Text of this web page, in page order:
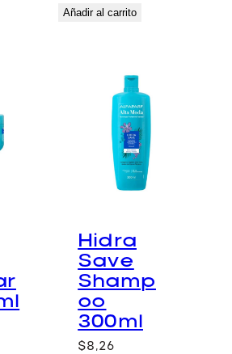
Añadir al carrito
Hidra
Save
Shamp
oo
300ml
$8,26